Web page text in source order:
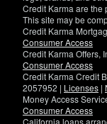
Credit Karma are the
This site may be
Credit Karma
Consumer Access
Credit Karma Offers,
Consumer Access
Credit Karma Credit
2057952 | Licenses |
Money Access
Consumer Access